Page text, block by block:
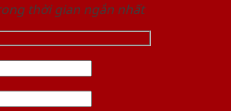
thời gian ngắn nhất